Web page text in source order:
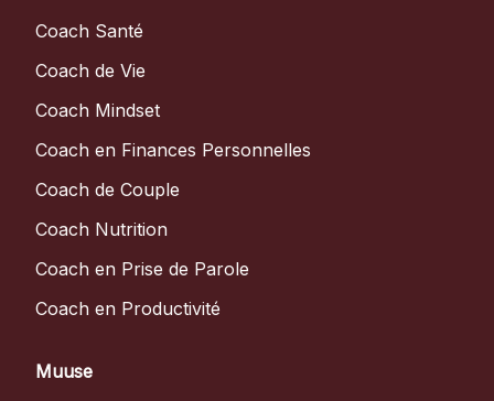
Coach Santé
Coach de Vie
Coach Mindset
Coach en Finances Personnelles
Coach de Couple
Coach Nutrition
Coach en Prise de Parole
Coach en Productivité
Muuse